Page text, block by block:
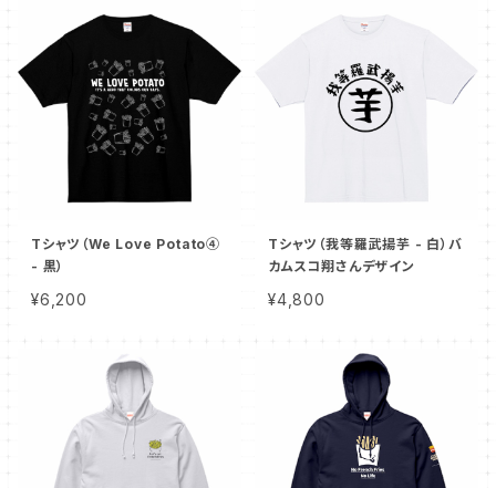
Tシャツ（We Love Potato④
- 黒）
¥6,200
Tシャツ（我等羅武揚芋 - 白）バ
カムスコ翔さんデザイン
¥4,800